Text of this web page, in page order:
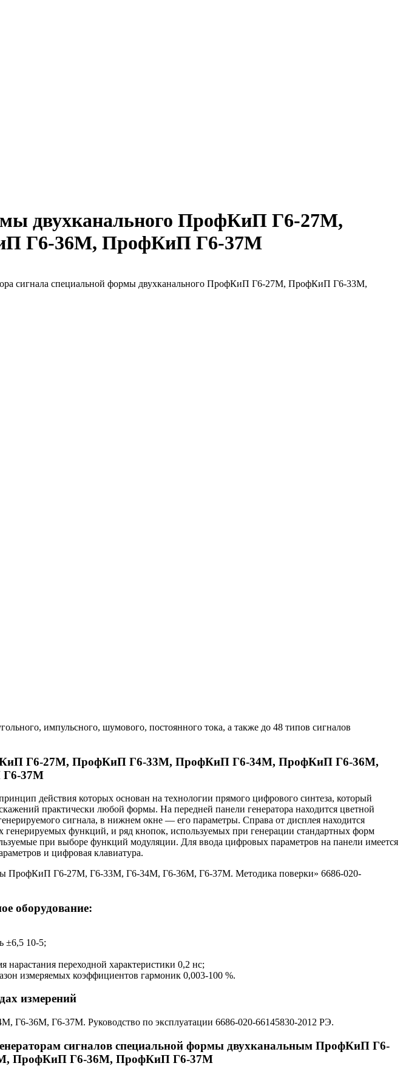
двухканального ПрофКиП Г6-27М,
Г6-36М, ПрофКиП Г6-37М
сигнала специальной формы двухканального ПрофКиП Г6-27М, ПрофКиП Г6-33М,
импульсного, шумового, постоянного тока, а также до 48 типов сигналов
Г6-27М, ПрофКиП Г6-33М, ПрофКиП Г6-34М, ПрофКиП Г6-36М,
37М
действия которых основан на технологии прямого цифрового синтеза, который
практически любой формы. На передней панели генератора находится цветной
сигнала, в нижнем окне — его параметры. Справа от дисплея находится
функций, и ряд кнопок, используемых при генерации стандартных форм
при выборе функций модуляции. Для ввода цифровых параметров на панели имеется
и цифровая клавиатура.
ПрофКиП Г6-27М, Г6-33М, Г6-34М, Г6-36М, Г6-37М. Методика поверки» 6686-020-
оборудование:
±6,5 10-5;
переходной характеристики 0,2 нс;
измеряемых коэффициентов гармоник 0,003-100 %.
измерений
36М, Г6-37М. Руководство по эксплуатации 6686-020-66145830-2012 РЭ.
сигналов специальной формы двухканальным ПрофКиП Г6-
ПрофКиП Г6-36М, ПрофКиП Г6-37М